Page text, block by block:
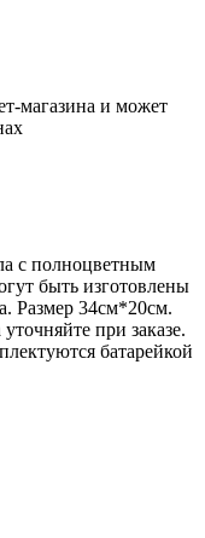
магазина и может
с полноцветным
быть изготовлены
Размер 34см*20см.
при заказе.
батарейкой